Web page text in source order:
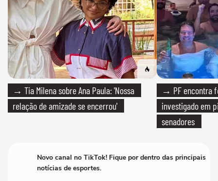
→ Tia Milena sobre Ana Paula: 'Nossa
relação de amizade se encerrou'
→ PF encontra
investigado em
senadores
Novo canal no TikTok! Fique por dentro das principais
notícias de esportes.